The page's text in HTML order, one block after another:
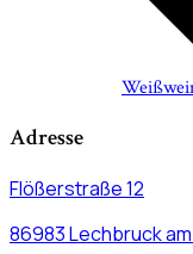
Adresse
Flößerstraße 12
86983 Lechbruck